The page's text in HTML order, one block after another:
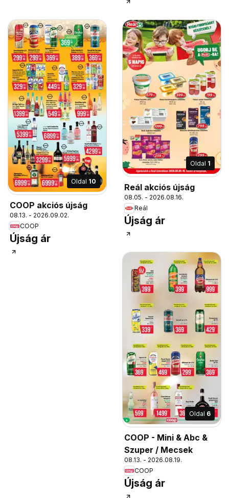
Oldal 10
COOP akciós újság
08.13. - 2026.09.02.
COOP
Újság ár
Oldal 1
Reál akciós újság
08.05. - 2026.08.16.
Reál
Újság ár
Oldal 6
COOP - Mini & Abc &
Szuper / Mecsek
08.13. - 2026.08.19.
COOP
Újság ár